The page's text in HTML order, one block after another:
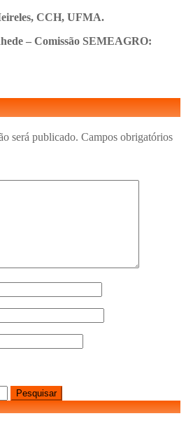
CCH, UFMA.
– Comissão SEMEAGRO:
será publicado. Campos obrigatórios